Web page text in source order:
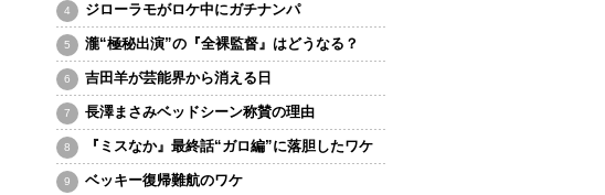
ジローラモがロケ中にガチナンパ
瀧“極秘出演”の『全裸監督』はどうなる？
吉田羊が芸能界から消える日
長澤まさみベッドシーン称賛の理由
『ミスなか』最終話“ガロ編”に落胆したワケ
ベッキー復帰難航のワケ